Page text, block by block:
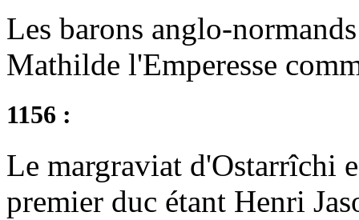
Les barons anglo-
Mathilde l'Emperesse
1156 :
Le margraviat d'Ostarrîchi
premier duc étant Henri